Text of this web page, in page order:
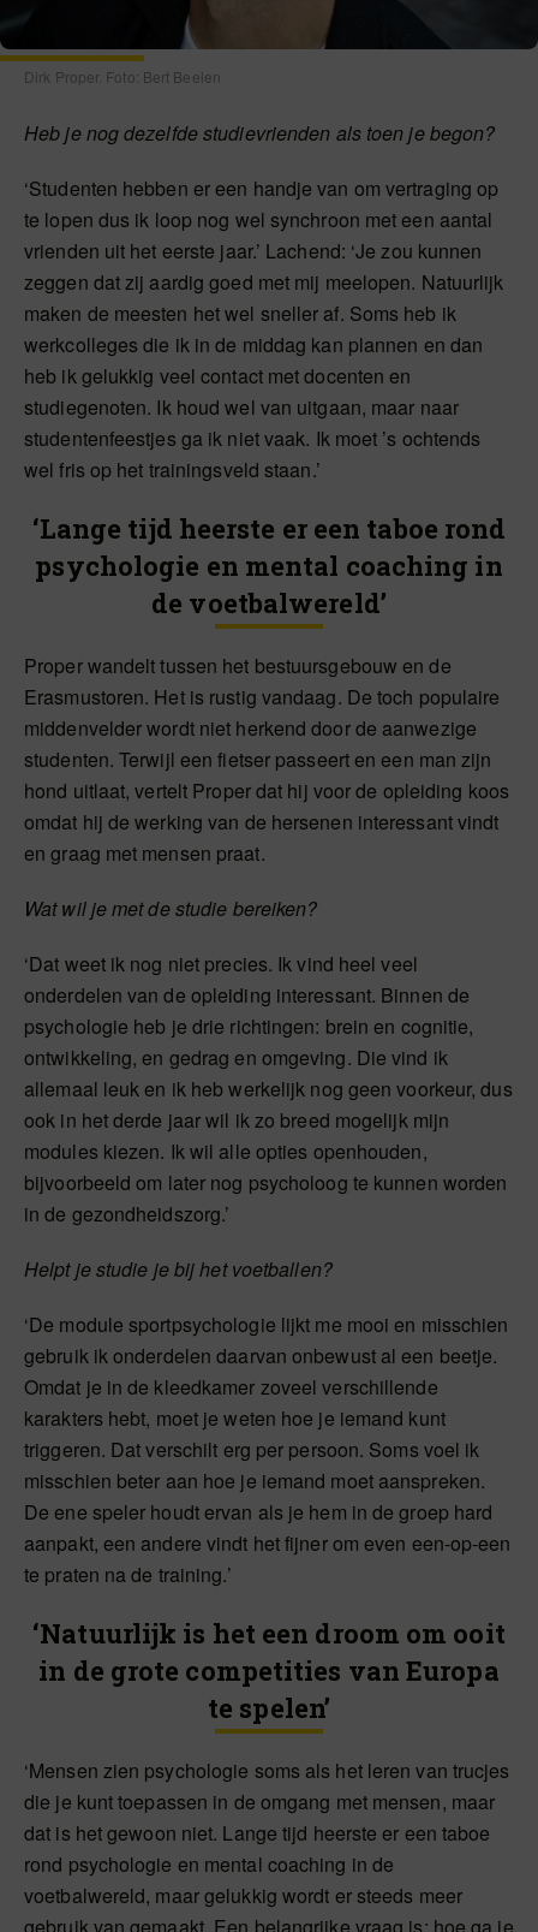
Dirk Proper. Foto: Bert Beelen
Heb je nog dezelfde studievrienden als toen je begon?
‘Studenten hebben er een handje van om vertraging op
te lopen dus ik loop nog wel synchroon met een aantal
vrienden uit het eerste jaar.’ Lachend: ‘Je zou kunnen
zeggen dat zij aardig goed met mij meelopen. Natuurlijk
maken de meesten het wel sneller af. Soms heb ik
werkcolleges die ik in de middag kan plannen en dan
heb ik gelukkig veel contact met docenten en
studiegenoten. Ik houd wel van uitgaan, maar naar
studentenfeestjes ga ik niet vaak. Ik moet ’s ochtends
wel fris op het trainingsveld staan.’
‘Lange tijd heerste er een taboe rond
psychologie en mental coaching in
de voetbalwereld’
Proper wandelt tussen het bestuursgebouw en de
Erasmustoren. Het is rustig vandaag. De toch populaire
middenvelder wordt niet herkend door de aanwezige
studenten. Terwijl een fietser passeert en een man zijn
hond uitlaat, vertelt Proper dat hij voor de opleiding koos
omdat hij de werking van de hersenen interessant vindt
en graag met mensen praat.
Wat wil je met de studie bereiken?
‘Dat weet ik nog niet precies. Ik vind heel veel
onderdelen van de opleiding interessant. Binnen de
psychologie heb je drie richtingen: brein en cognitie,
ontwikkeling, en gedrag en omgeving. Die vind ik
allemaal leuk en ik heb werkelijk nog geen voorkeur, dus
ook in het derde jaar wil ik zo breed mogelijk mijn
modules kiezen. Ik wil alle opties openhouden,
bijvoorbeeld om later nog psycholoog te kunnen worden
in de gezondheidszorg.’
Helpt je studie je bij het voetballen?
‘De module sportpsychologie lijkt me mooi en misschien
gebruik ik onderdelen daarvan onbewust al een beetje.
Omdat je in de kleedkamer zoveel verschillende
karakters hebt, moet je weten hoe je iemand kunt
triggeren. Dat verschilt erg per persoon. Soms voel ik
misschien beter aan hoe je iemand moet aanspreken.
De ene speler houdt ervan als je hem in de groep hard
aanpakt, een andere vindt het fijner om even een-op-een
te praten na de training.’
‘Natuurlijk is het een droom om ooit
in de grote competities van Europa
te spelen’
‘Mensen zien psychologie soms als het leren van trucjes
die je kunt toepassen in de omgang met mensen, maar
dat is het gewoon niet. Lange tijd heerste er een taboe
rond psychologie en mental coaching in de
voetbalwereld, maar gelukkig wordt er steeds meer
gebruik van gemaakt. Een belangrijke vraag is: hoe ga je